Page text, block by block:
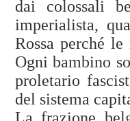
dai colossali
imperialista,
Rossa perché
Ogni bambino
proletario
del sistema